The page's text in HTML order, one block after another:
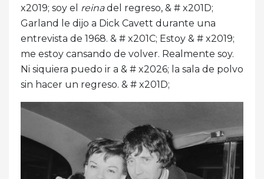
x2019; soy el reinadel regreso, & # x201D;
Garland le dijo a Dick Cavett durante una
entrevista de 1968. & # x201C; Estoy & # x2019;
me estoy cansando de volver. Realmente soy.
Ni siquiera puedo ir a & # x2026; la sala de polvo
sin hacer un regreso. & # x201D;